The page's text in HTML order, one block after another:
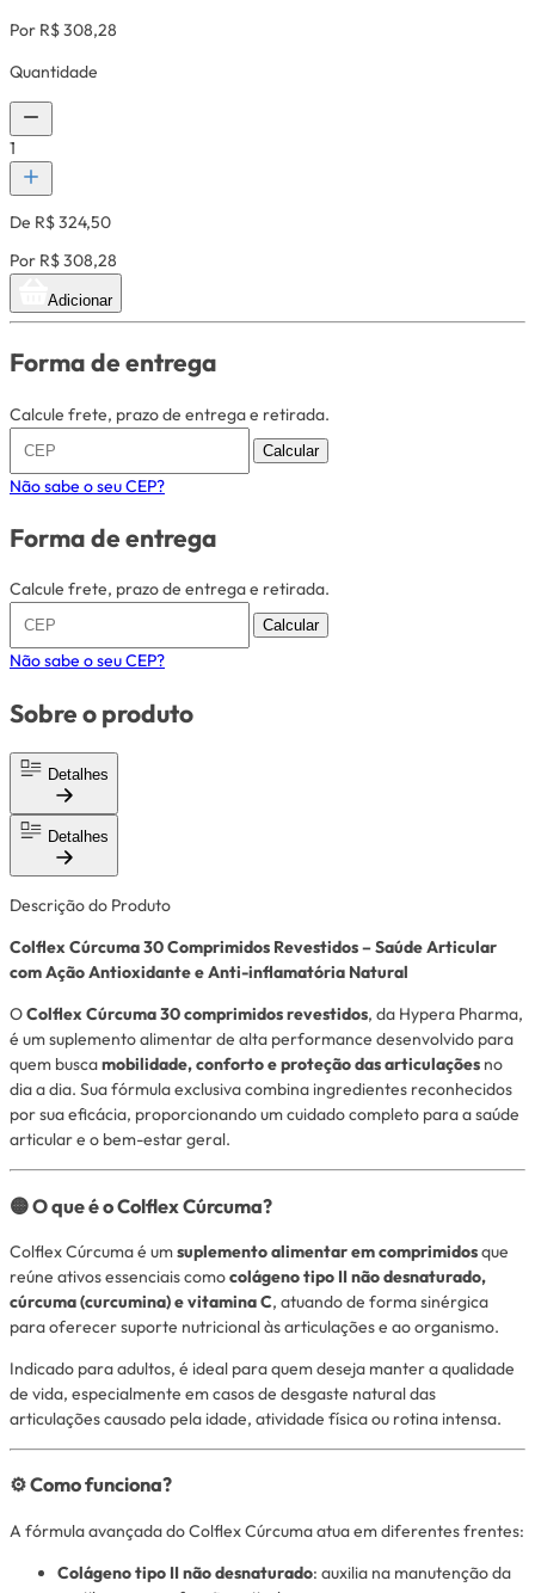
Por R$ 308,28
Quantidade
1
De R$ 324,50
Por R$ 308,28
Adicionar
Forma de entrega
Calcule frete, prazo de entrega e retirada.
Calcular
Não sabe o seu CEP?
Forma de entrega
Calcule frete, prazo de entrega e retirada.
Calcular
Não sabe o seu CEP?
Sobre o produto
Detalhes
Detalhes
Descrição do Produto
Colflex Cúrcuma 30 Comprimidos Revestidos – Saúde Articular
com Ação Antioxidante e Anti-inflamatória Natural
OColflex Cúrcuma 30 comprimidos revestidos, da Hypera Pharma,
é um suplemento alimentar de alta performance desenvolvido para
quem buscamobilidade, conforto e proteção das articulações no
dia a dia. Sua fórmula exclusiva combina ingredientes reconhecidos
por sua eficácia, proporcionando um cuidado completo para a saúde
articular e o bem-estar geral.
🟡 O que é o Colflex Cúrcuma?
Colflex Cúrcuma é umsuplemento alimentar em comprimidosque
reúne ativos essenciais comocolágeno tipo II não desnaturado,
cúrcuma (curcumina) e vitamina C, atuando de forma sinérgica
para oferecer suporte nutricional às articulações e ao organismo.
Indicado para adultos, é ideal para quem deseja manter a qualidade
de vida, especialmente em casos de desgaste natural das
articulações causado pela idade, atividade física ou rotina intensa.
⚙️ Como funciona?
A fórmula avançada do Colflex Cúrcuma atua em diferentes frentes:
Colágeno tipo II não desnaturado: auxilia na manutenção da